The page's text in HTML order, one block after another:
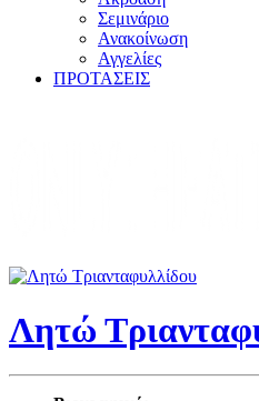
Σεμινάριο
Ανακοίνωση
Αγγελίες
ΠΡΟΤΑΣΕΙΣ
Λητώ